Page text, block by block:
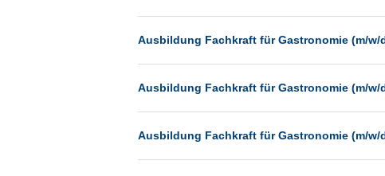
Düsseldorf
Erfurt
Essen
Frankfurt
Freiburg
Ausbildung Fachkraft für Gastronomie (m/w/
Ausbildung Fachkraft für Gastronomie (m/w/
Ausbildung Fachkraft für Gastronomie (m/w/